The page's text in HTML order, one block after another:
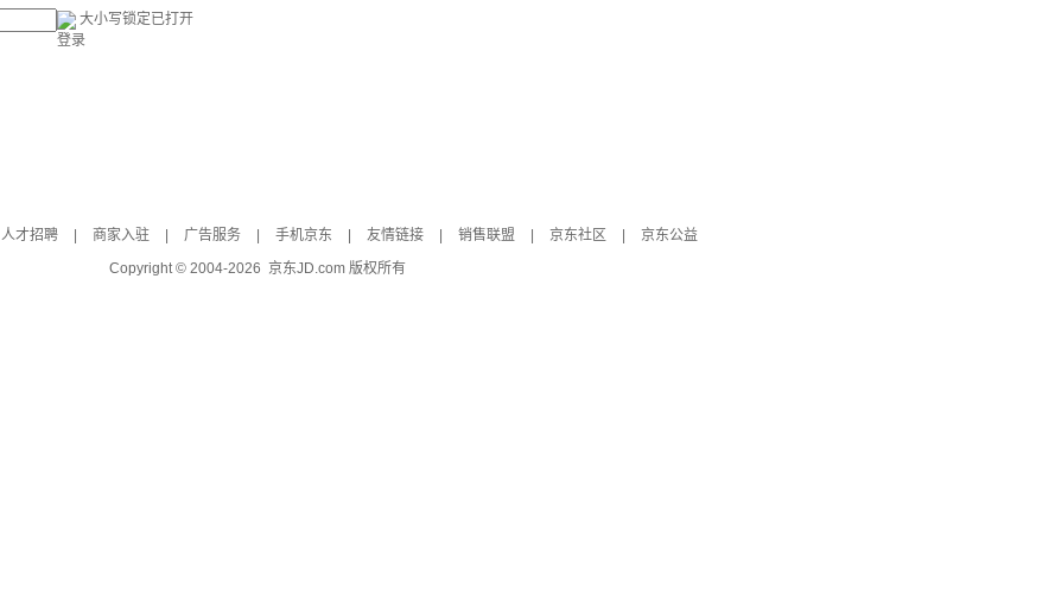
大小写锁定已打开
登录
人才招聘 商家入驻 广告服务 手机京东 友情链接 销售联盟 京东社区
京东公益
Copyright © 2004-2026 京东JD.com 版权所有